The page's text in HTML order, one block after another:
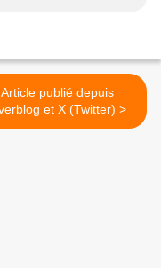
Article publié depuis
Overblog et X (Twitter) >